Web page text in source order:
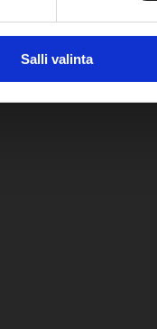
Salli valinta